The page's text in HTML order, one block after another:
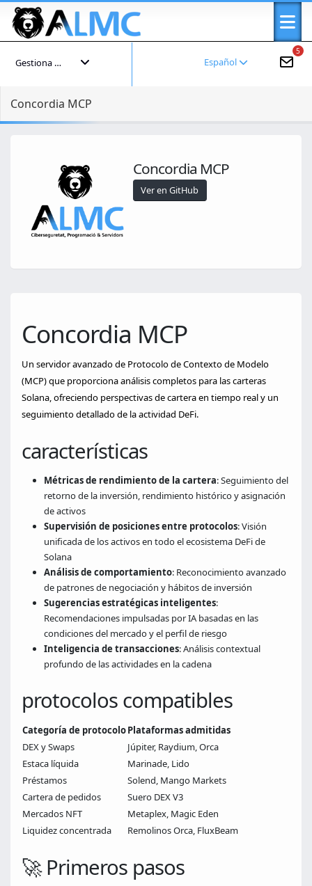
5
Español
Gestiona tu cuenta
Concordia MCP
Concordia MCP
Ver en GitHub
Concordia MCP
Un servidor avanzado de Protocolo de Contexto de Modelo
(MCP) que proporciona análisis completos para las carteras
Solana, ofreciendo perspectivas de cartera en tiempo real y un
seguimiento detallado de la actividad DeFi.
características
Métricas de rendimiento de la cartera: Seguimiento del
retorno de la inversión, rendimiento histórico y asignación
de activos
Supervisión de posiciones entre protocolos: Visión
unificada de los activos en todo el ecosistema DeFi de
Solana
Análisis de comportamiento: Reconocimiento avanzado
de patrones de negociación y hábitos de inversión
Sugerencias estratégicas inteligentes:
Recomendaciones impulsadas por IA basadas en las
condiciones del mercado y el perfil de riesgo
Inteligencia de transacciones: Análisis contextual
profundo de las actividades en la cadena
protocolos compatibles
Categoría de protocoloPlataformas admitidas
DEX y Swaps
Júpiter, Raydium, Orca
Estaca líquida
Marinade, Lido
Préstamos
Solend, Mango Markets
Cartera de pedidos
Suero DEX V3
Mercados NFT
Metaplex, Magic Eden
Liquidez concentrada
Remolinos Orca, FluxBeam
🚀 Primeros pasos